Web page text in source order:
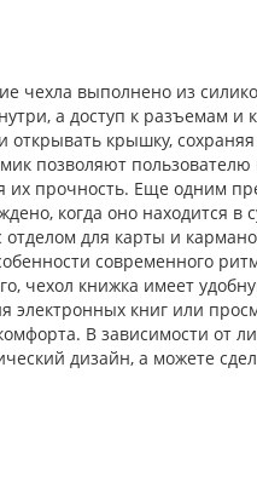
чехла выполнено из
а доступ к разъемам
крышку,
позволяют пользователю
прочность. Еще одним
когда оно находится
для карты и
современного
чехол книжка имеет
книг или
В зависимости от
дизайн, а можете